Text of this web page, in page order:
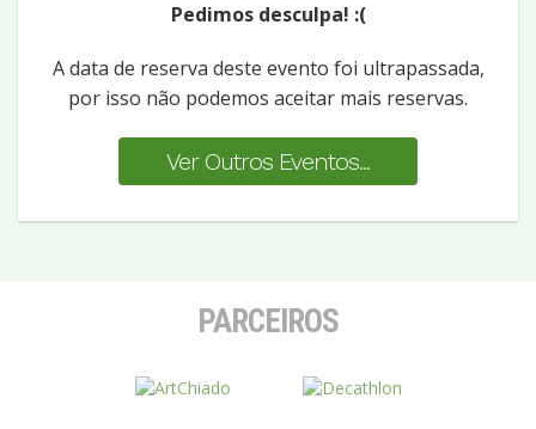
Pedimos desculpa! :(
A data de reserva deste evento foi ultrapassada,
por isso não podemos aceitar mais reservas.
Ver Outros Eventos...
PARCEIROS